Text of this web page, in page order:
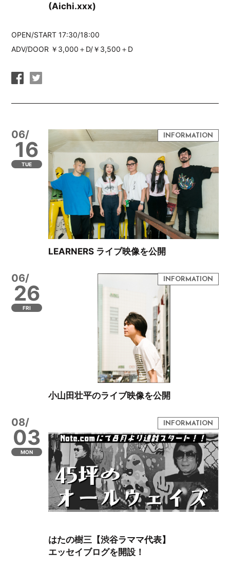
(Aichi.xxx)
OPEN/START 17:30/18:00
ADV/DOOR ￥3,000＋D/￥3,500＋D
06/
16
TUE
LEARNERS ライブ映像を公開
06/
26
FRI
小山田壮平のライブ映像を公開
08/
03
MON
はたの樹三【渋谷ラママ代表】
エッセイブログを開設！